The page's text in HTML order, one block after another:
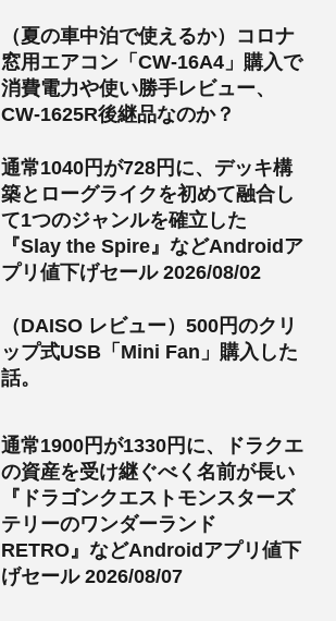
（夏の車中泊で使えるか）コロナ
窓用エアコン「CW-16A4」購入で
消費電力や使い勝手レビュー、
CW-1625R後継品なのか？
通常1040円が728円に、デッキ構
築とローグライクを初めて融合し
て1つのジャンルを確立した
『Slay the Spire』などAndroidア
プリ値下げセール 2026/08/02
（DAISO レビュー）500円のクリ
ップ式USB「Mini Fan」購入した
話。
通常1900円が1330円に、ドラクエ
の資産を受け継ぐべく名前が長い
『ドラゴンクエストモンスターズ
テリーのワンダーランド
RETRO』などAndroidアプリ値下
げセール 2026/08/07